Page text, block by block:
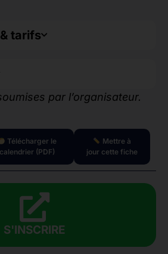
tarifs
par l’organisateur.
Télécharger le
calendrier (PDF)
Mettre à
jour cette fiche
S'INSCRIRE